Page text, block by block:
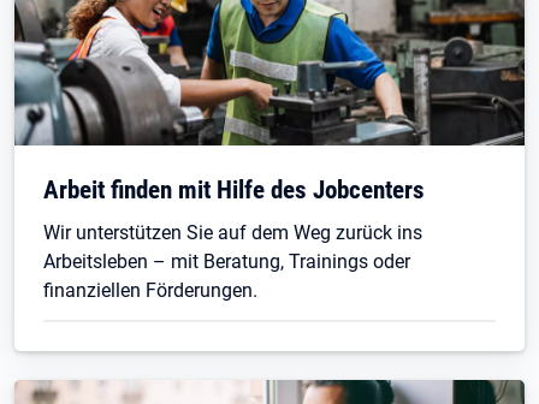
Arbeit finden mit Hilfe des Jobcenters
Wir unterstützen Sie auf dem Weg zurück ins
Arbeitsleben – mit Beratung, Trainings oder
finanziellen Förderungen.